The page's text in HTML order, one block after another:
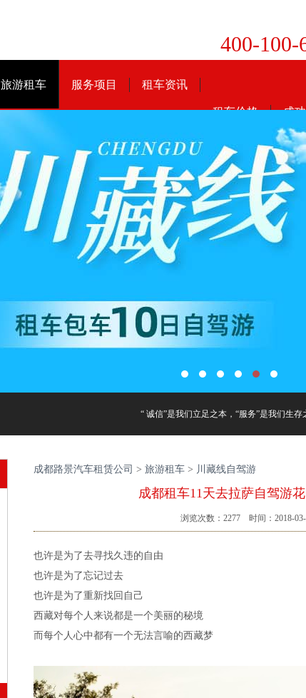
400-
旅游租车 服务项目 租车资讯
租车价格 成
“ 诚信”是我们立足之本，“服务”是我们生存之
成都路景汽车租赁公司 > 旅游租车 > 川藏线自驾游
成都租车11天去拉萨自驾游
浏览次数： 2277 时间：2018-
也许是为了去寻找久违的自由
也许是为了忘记过去
也许是为了重新找回自己
西藏对每个人来说都是一个美丽的秘境
而每个人心中都有一个无法言喻的西藏梦